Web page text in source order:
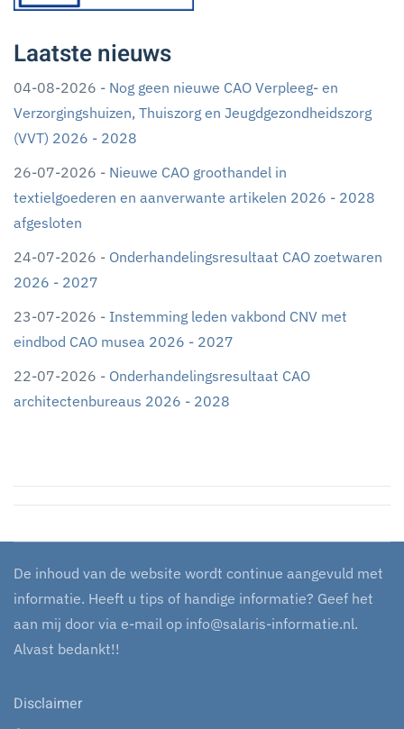
Laatste nieuws
04-08-2026 - Nog geen nieuwe CAO Verpleeg- en
Verzorgingshuizen, Thuiszorg en Jeugdgezondheidszorg
(VVT) 2026 - 2028
26-07-2026 - Nieuwe CAO groothandel in
textielgoederen en aanverwante artikelen 2026 - 2028
afgesloten
24-07-2026 - Onderhandelingsresultaat CAO zoetwaren
2026 - 2027
23-07-2026 - Instemming leden vakbond CNV met
eindbod CAO musea 2026 - 2027
22-07-2026 - Onderhandelingsresultaat CAO
architectenbureaus 2026 - 2028
De inhoud van de website wordt continue aangevuld met
informatie. Heeft u tips of handige informatie? Geef het
aan mij door via e-mail op info@salaris-informatie.nl.
Alvast bedankt!!
Disclaimer